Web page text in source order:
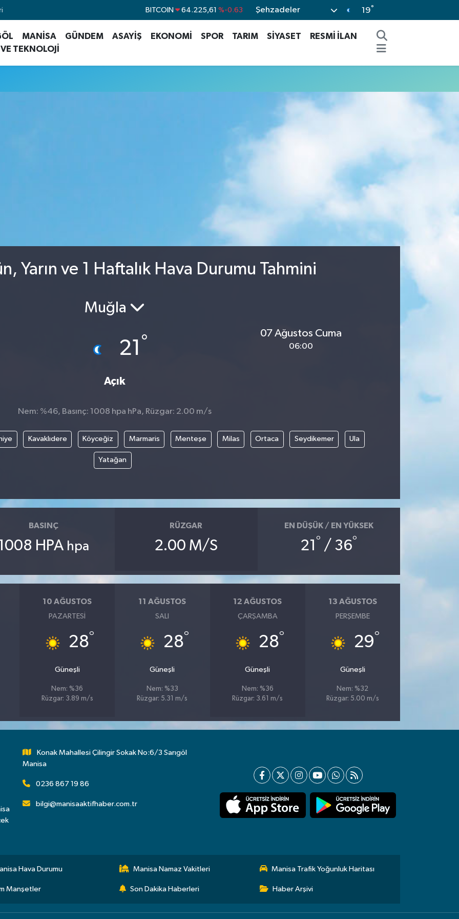
BITCOIN 64.225,61 %-0.63
STERLİN 64,2463 %0.07
Şehzadeler 19°
MANİSA GÜNDEM ASAYİŞ EKONOMİ SPOR TARIM SİYASET
RESMİ İLAN
TEKNOLOJİ
Yarın ve 1 Haftalık Hava Durumu Tahmini
Muğla
21 °
Açık
07 Ağustos Cuma
06:00
Nem: %46, Basınç: 1008 hpa hPa, Rüzgar: 2.00 m/s
Kavaklıdere Köyceğiz Marmaris Menteşe Milas Ortaca Seydikemer Ula
Yatağan
BASINÇ
HPA hpa
RÜZGAR
2.00 M/S
EN DÜŞÜK / EN YÜKSEK
21° / 36°
10 AĞUSTOS
PAZARTESI
28°
Güneşli
Nem: %36
Rüzgar: 3.89 m/s
11 AĞUSTOS
SALI
28°
Güneşli
Nem: %33
Rüzgar: 5.31 m/s
12 AĞUSTOS
ÇARŞAMBA
28°
Güneşli
Nem: %36
Rüzgar: 3.61 m/s
13 AĞUSTOS
PERŞEMBE
29°
Güneşli
Nem: %32
Rüzgar: 5.00 m/s
Konak Mahallesi Çilingir Sokak No:6/3 Sarıgöl
Manisa
0236 867 19 86
bilgi@manisaaktifhaber.com.tr
Hava Durumu Manisa Namaz Vakitleri Manisa Trafik Yoğunluk Haritası
Manşetler Son Dakika Haberleri Haber Arşivi